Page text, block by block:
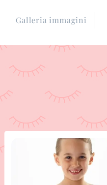
Galleria immagini